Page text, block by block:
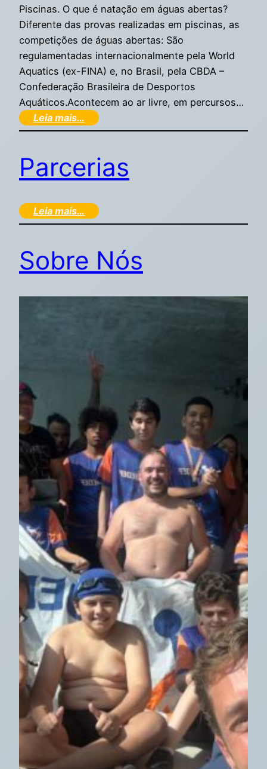
Piscinas. O que é natação em águas abertas?
Diferente das provas realizadas em piscinas, as
competições de águas abertas: São
regulamentadas internacionalmente pela World
Aquatics (ex-FINA) e, no Brasil, pela CBDA –
Confederação Brasileira de Desportos
Aquáticos.Acontecem ao ar livre, em percursos…
Leia mais…
Parcerias
Leia mais…
Sobre Nós